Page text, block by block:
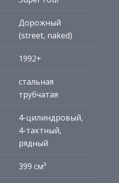
Дорожный
(street, naked)
1992+
стальная
трубчатая
4-цилиндровый,
4-тактный,
рядный
399 см³